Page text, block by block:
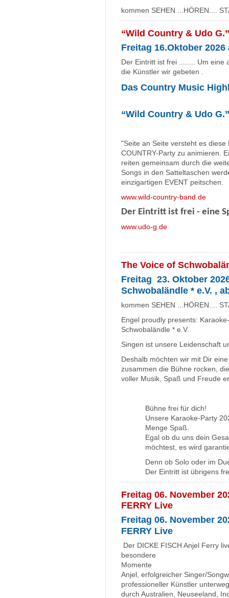
kommen SEHEN ...HÖREN....
“Wild Country & Udo G.”
Freitag 16.Oktober 2026
Der Eintritt ist frei ........ Um eine
die Künstler wir gebeten .
Das Country Music
“Wild Country & Udo G.”
"Seite an Seite versteht es
COUNTRY-Party zu animieren.
reiten gemeinsam durch die
Songs in den Satteltaschen
einzigartigen EVENT peitschen.
www.wild-country-band.de
Der Eintritt ist frei - eine
www.udo-g.de
The Voice of
Freitag 23. Oktober
Schwobaländle * e.V. ,
kommen SEHEN ...HÖREN....
Engel proudly presents:
Schwobaländle * e.V.
Singen ist unsere Leidenschaft
Deshalb möchten wir mit Dir
zusammen die Bühne rocken,
voller Musik, Spaß und Freude
Bühne frei für dich!
Unsere Karaoke-Party
Menge Spaß.
Egal ob du uns dein
möchtest, es wird
Denn ob Solo oder im
Der Eintritt ist übrigens
Freitag 06. November
FERRY Live
Freitag 06. November
FERRY Live
Der DICKE FISCH Anjel Ferry
besondere
Momente
Anjel, erfolgreicher Singer/
professioneller Künstler
durch Australien, Neuseeland,